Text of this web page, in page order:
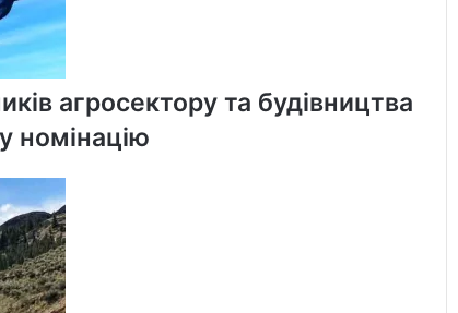
агросектору та будівництва
номінацію